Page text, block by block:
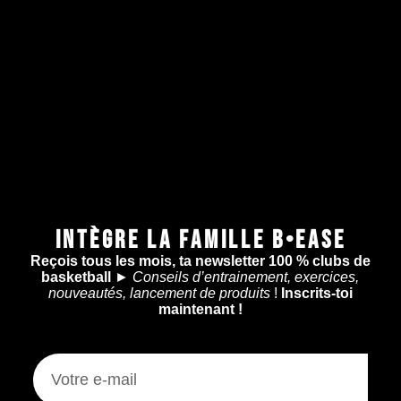
INTÈGRE LA FAMILLE B•EASE
Reçois tous les mois, ta newsletter 100 % clubs de
basketball
► Conseils d’entrainement, exercices,
nouveautés, lancement de produits! Inscrits-toi
maintenant !